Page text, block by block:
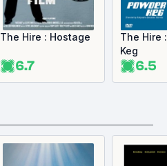
The Hire : Hostage
6.7
The Hire
Keg
6.5